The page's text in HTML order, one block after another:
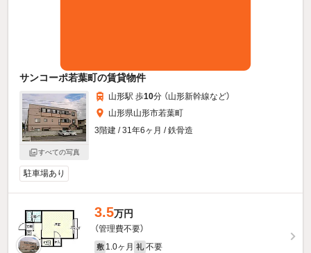
サンコーポ若葉町の賃貸物件
すべての写真
山形駅 歩10分 （山形新幹線など）
山形県山形市若葉町
3階建 / 31年6ヶ月 / 鉄骨造
駐車場あり
3.5万円
（管理費不要）
敷 1.0ヶ月 礼 不要